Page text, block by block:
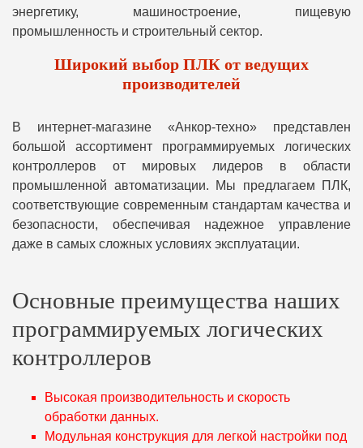
энергетику, машиностроение, пищевую
промышленность и строительный сектор.
Широкий выбор ПЛК от ведущих
производителей
В интернет-магазине «Анкор-техно» представлен
большой ассортимент программируемых логических
контроллеров от мировых лидеров в области
промышленной автоматизации. Мы предлагаем ПЛК,
соответствующие современным стандартам качества и
безопасности, обеспечивая надежное управление
даже в самых сложных условиях эксплуатации.
Основные преимущества наших
программируемых логических
контроллеров
Высокая производительность и скорость
обработки данных.
Модульная конструкция для легкой настройки под